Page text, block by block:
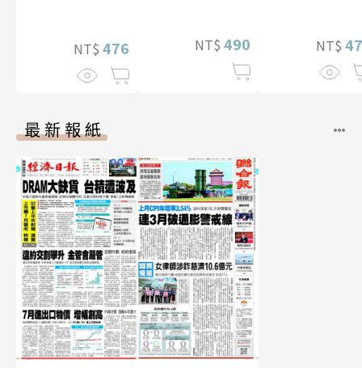
NT$ 476 NT$ 490
NT$
最新報紙